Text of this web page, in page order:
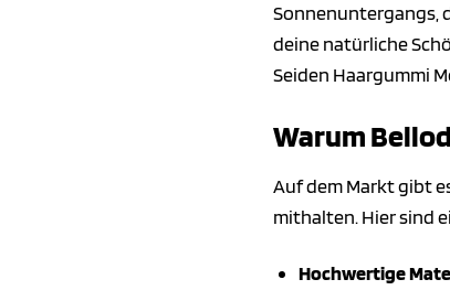
Sonnenuntergangs,
deine natürliche
Seiden Haargummi
Warum
Auf dem Markt gibt
mithalten. Hier sind
Hochwertige